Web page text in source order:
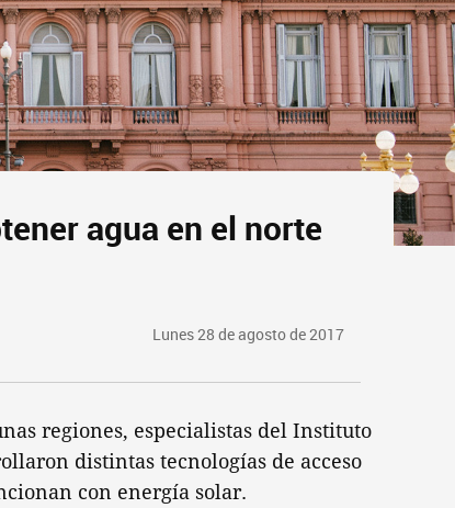
agua en el norte
Lunes 28 de agosto de 2017
regiones, especialistas del Instituto
distintas tecnologías de acceso
con energía solar.